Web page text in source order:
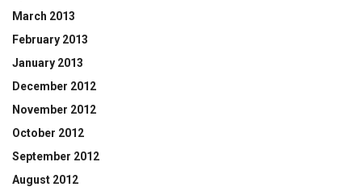
March 2013
February 2013
January 2013
December 2012
November 2012
October 2012
September 2012
August 2012